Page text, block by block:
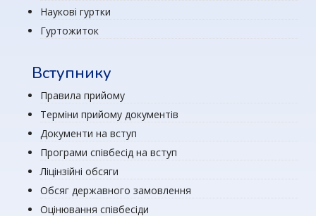
Наукові гуртки
Гуртожиток
Вступнику
Правила прийому
Терміни прийому документів
Документи на вступ
Програми співбесід на вступ
Ліцінзійні обсяги
Обсяг державного замовлення
Оцінювання співбесіди